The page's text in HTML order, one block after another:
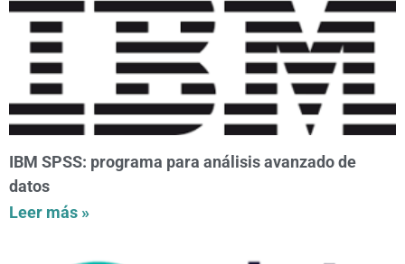
IBM SPSS: programa para análisis avanzado de
datos
Leer más »